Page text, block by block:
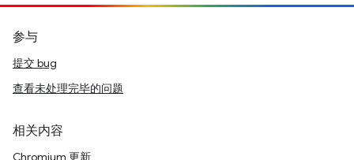
参与
提交 bug
查看未处理完毕的问题
相关内容
Chromium 更新